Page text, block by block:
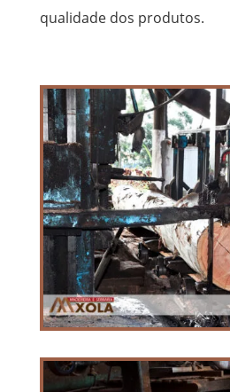
qualidade dos produtos.